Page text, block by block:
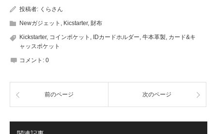
投稿者: くらさん
Newガジェット , Kicstarter, 財布
Kickstarter, コインポケット , IDカードホルダー, 牛本革製, カード&キ
ャッスポケット
コメント: 0
前のページ 次のページ